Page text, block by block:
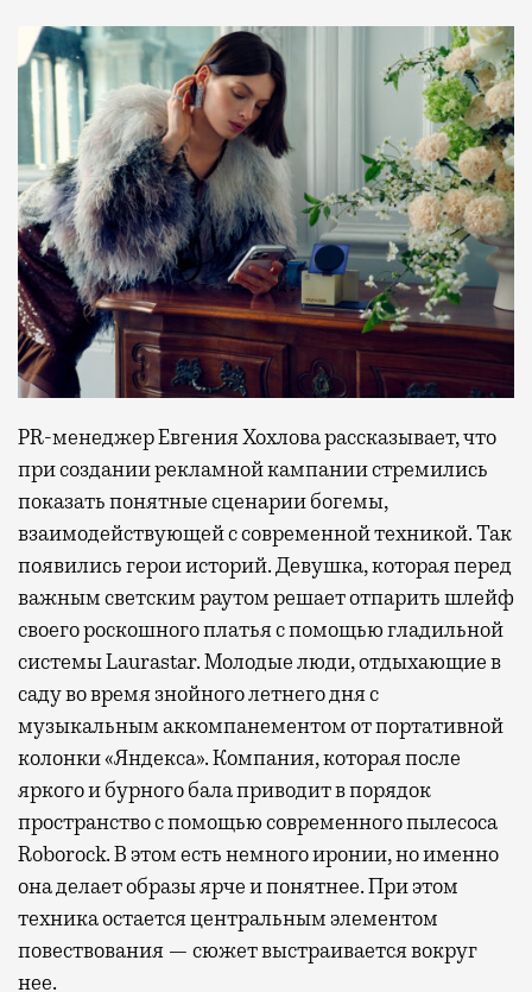
PR-менеджер Евгения Хохлова рассказывает, что
при создании рекламной кампании стремились
показать понятные сценарии богемы,
взаимодействующей с современной техникой. Так
появились герои историй. Девушка, которая перед
важным светским раутом решает отпарить шлейф
своего роскошного платья с помощью гладильной
системы Laurastar. Молодые люди, отдыхающие в
саду во время знойного летнего дня с
музыкальным аккомпанементом от портативной
колонки «Яндекса». Компания, которая после
яркого и бурного бала приводит в порядок
пространство с помощью современного пылесоса
Roborock. В этом есть немного иронии, но именно
она делает образы ярче и понятнее. При этом
техника остается центральным элементом
повествования — сюжет выстраивается вокруг
нее.